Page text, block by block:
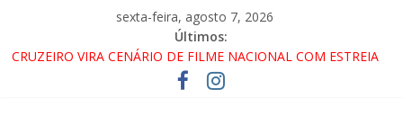
sexta-feira, agosto 7, 2026
Últimos:
CRUZEIRO VIRA CENÁRIO DE FILME NACIONAL COM ESTREIA